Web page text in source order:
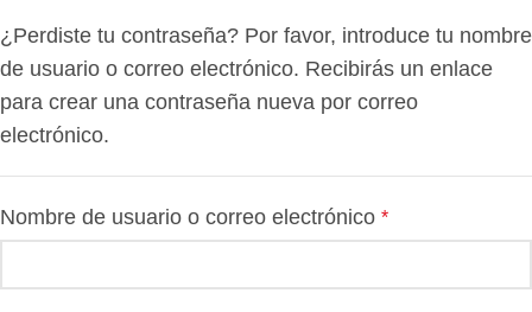
¿Perdiste tu contraseña? Por favor, introduce tu nombre
de usuario o correo electrónico. Recibirás un enlace
para crear una contraseña nueva por correo
electrónico.
Nombre de usuario o correo electrónico *